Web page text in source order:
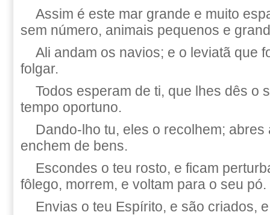
Assim é este mar grande e muito
sem número, animais pequenos e
Ali andam os navios; e o leviatã que
folgar.
Todos esperam de ti, que lhes dês o
tempo oportuno.
Dando-lho tu, eles o recolhem; abres
enchem de bens.
Escondes o teu rosto, e ficam
fôlego, morrem, e voltam para o seu pó.
Envias o teu Espírito, e são criados,